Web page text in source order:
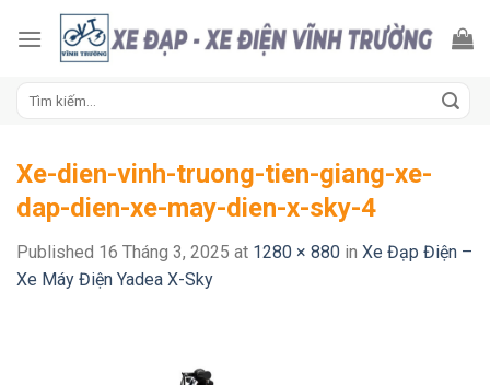
Xe-dien-vinh-truong-tien-giang-xe-
dap-dien-xe-may-dien-x-sky-4
Published 16 Tháng 3, 2025 at 1280 × 880 in Xe Đạp Điện –
Xe Máy Điện Yadea X-Sky